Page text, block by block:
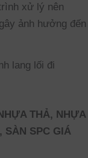
xử lý nên
ảnh hưởng đến
lang lối đi
THẢ, NHỰA
SÀN SPC GIÁ